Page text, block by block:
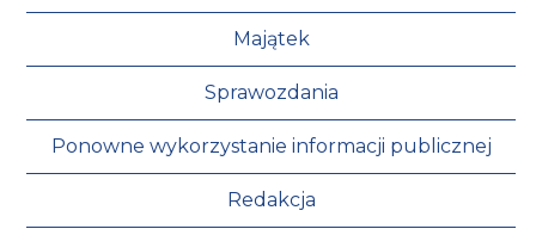
Majątek
Sprawozdania
Ponowne wykorzystanie informacji publicznej
Redakcja